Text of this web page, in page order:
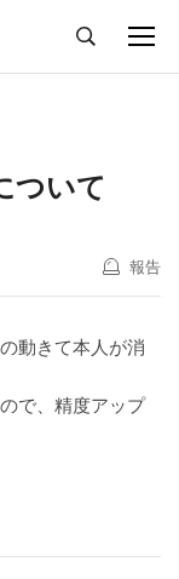
ついて
報告
動きて本人が消
で、精度アップ